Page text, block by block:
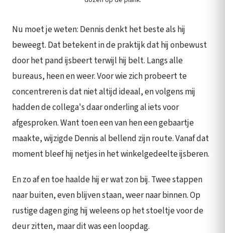
Nu moet je weten: Dennis denkt het beste als hij
beweegt. Dat betekent in de praktijk dat hij onbewust
door het pand ijsbeert terwijl hij belt. Langs alle
bureaus, heen en weer. Voor wie zich probeert te
concentreren is dat niet altijd ideaal, en volgens mij
hadden de collega's daar onderling al iets voor
afgesproken. Want toen een van hen een gebaartje
maakte, wijzigde Dennis al bellend zijn route. Vanaf dat
moment bleef hij netjes in het winkelgedeelte ijsberen.
En zo af en toe haalde hij er wat zon bij. Twee stappen
naar buiten, even blijven staan, weer naar binnen. Op
rustige dagen ging hij weleens op het stoeltje voor de
deur zitten, maar dit was een loopdag.